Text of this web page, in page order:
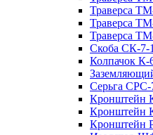
Траверса
Траверса
Траверса
Скоба СК-7-
Колпачок К-
Серьга СРС-
Кронштейн
Кронштейн
Кронштейн